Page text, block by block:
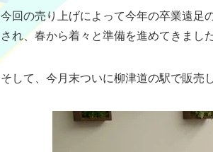
今回の売り上げによって今年の卒業遠足
され、春から着々と準備を進めてきまし
そして、今月末ついに柳津道の駅で販売